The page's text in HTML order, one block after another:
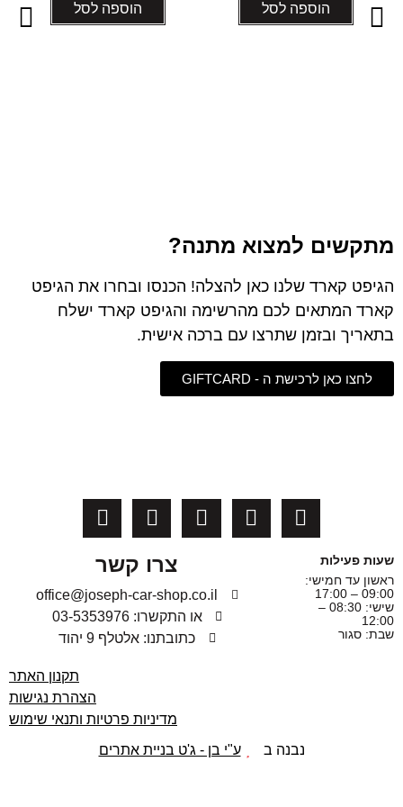
הוספה לסל הוספה לסל
מתקשים למצוא מתנה?
הגיפט קארד שלנו כאן להצלה! הכנסו ובחרו את הגיפט
קארד המתאים לכם מהרשימה והגיפט קארד ישלח
בתאריך ובזמן שתרצו עם ברכה אישית.
לחצו כאן לרכישת ה - GIFTCARD
שעות פעילות
ראשון עד חמישי:
09:00 – 17:00
שישי: 08:30 –
12:00
שבת: סגור
צרו קשר
office@joseph-car-shop.co.il
או התקשרו: 03-5353976
כתובתנו: אלטלף 9 יהוד
תקנון האתר
הצהרת נגישות
מדיניות פרטיות ותנאי שימוש
נבנה ב
ע"י בן - ג'ט בניית אתרים